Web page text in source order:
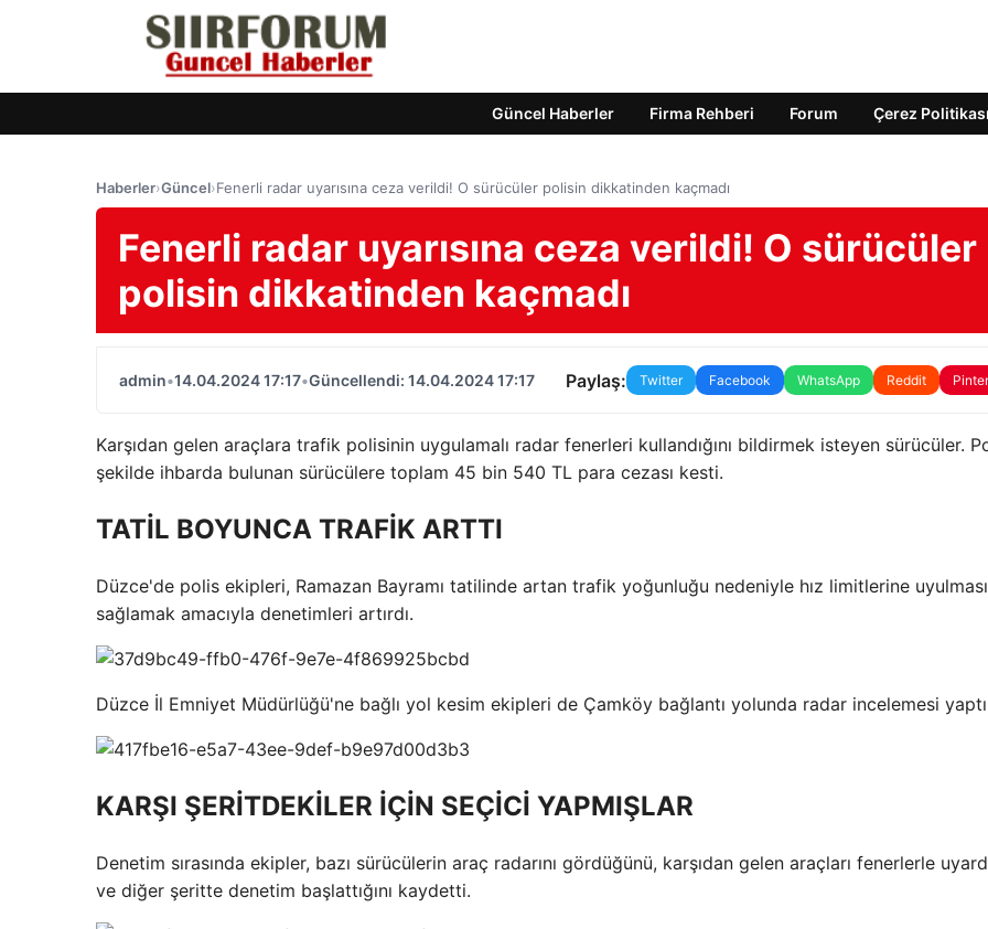
Güncel Haberler Firma Rehberi Forum Çerez Politikası
Haberler›Güncel›Fenerli radar uyarısına ceza verildi! O sürücüler polisin dikkatinden kaçmadı
Fenerli radar uyarısına ceza verildi! O sürücüler
polisin dikkatinden kaçmadı
admin•14.04.2024 17:17•Güncellendi: 14.04.2024 17:17 Paylaş: Twitter Facebook WhatsApp Reddit
Karşıdan gelen araçlara trafik polisinin uygulamalı radar fenerleri kullandığını bildirmek isteyen sürücüler.
şekilde ihbarda bulunan sürücülere toplam 45 bin 540 TL para cezası kesti.
TATİL BOYUNCA TRAFİK ARTTI
Düzce'de polis ekipleri, Ramazan Bayramı tatilinde artan trafik yoğunluğu nedeniyle hız limitlerine
sağlamak amacıyla denetimleri artırdı.
Düzce İl Emniyet Müdürlüğü'ne bağlı yol kesim ekipleri de Çamköy bağlantı yolunda radar incelemesi
KARŞI ŞERİTDEKİLER İÇİN SEÇİCİ YAPMIŞLAR
Denetim sırasında ekipler, bazı sürücülerin araç radarını gördüğünü, karşıdan gelen araçları fenerlerle
ve diğer şeritte denetim başlattığını kaydetti.